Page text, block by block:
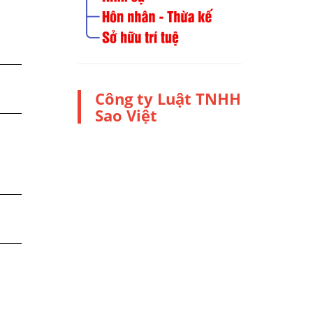
Công ty Luật TNHH
Sao Việt